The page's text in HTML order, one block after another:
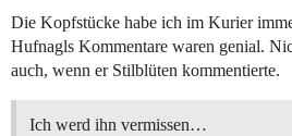
Die Kopfstücke habe ich im Kurier
Hufnagls Kommentare waren genial.
auch, wenn er Stilblüten kommentierte.
Ich werd ihn vermissen…